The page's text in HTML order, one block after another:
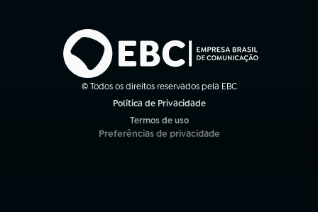
© Todos os direitos reservados pela EBC
Política de Privacidade
Termos de uso
(abre em nova aba)
Preferências de privacidade